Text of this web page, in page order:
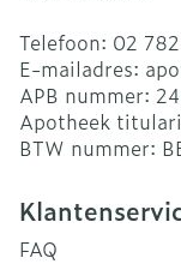
Telefoon: 02
E-mailadres:
APB nummer:
Apotheek
BTW nummer:
FAQ